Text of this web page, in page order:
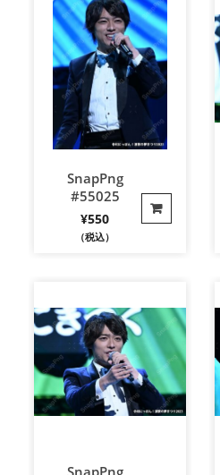
SnapPng
#55025
¥550
（税込）
SnapPng